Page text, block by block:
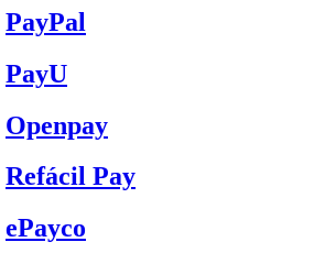
PayPal
PayU
Openpay
Refácil Pay
ePayco